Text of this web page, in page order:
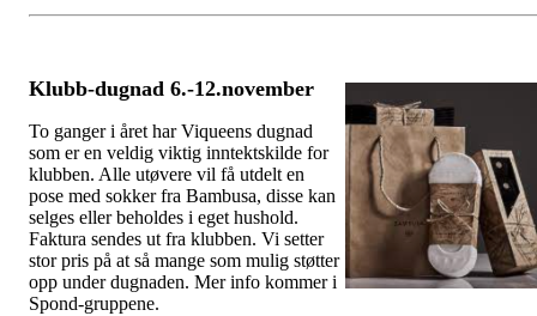
Klubb-dugnad 6.-12.november
To ganger i året har Viqueens dugnad
som er en veldig viktig inntektskilde for
klubben. Alle utøvere vil få utdelt en
pose med sokker fra Bambusa, disse kan
selges eller beholdes i eget hushold.
Faktura sendes ut fra klubben. Vi setter
stor pris på at så mange som mulig støtter
opp under dugnaden. Mer info kommer i
Spond-gruppene.